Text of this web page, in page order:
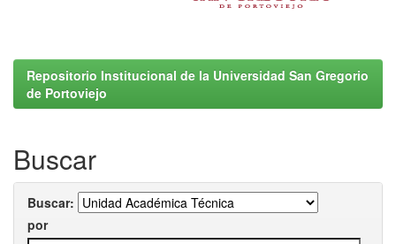
Repositorio Institucional de la Universidad San Gregorio
de Portoviejo
Buscar
Buscar:
por